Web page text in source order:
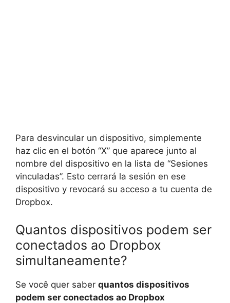
Para desvincular un dispositivo, simplemente
haz clic en el botón “X” que aparece junto al
nombre del dispositivo en la lista de “Sesiones
vinculadas”. Esto cerrará la sesión en ese
dispositivo y revocará su acceso a tu cuenta de
Dropbox.
Quantos dispositivos podem ser
conectados ao Dropbox
simultaneamente?
Se você quer saber quantos dispositivos
podem ser conectados ao Dropbox